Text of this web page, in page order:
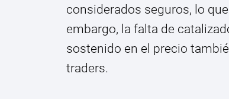
considerados seguros, lo
embargo, la falta de
sostenido en el precio
traders.